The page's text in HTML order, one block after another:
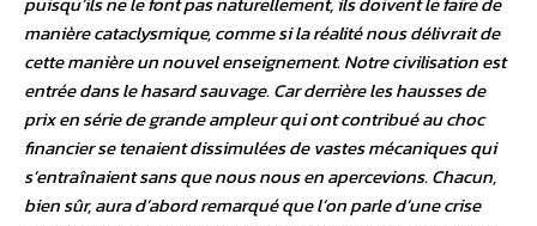
manière cataclysmique, comme si la réalité nous délivrait de
cette manière un nouvel enseignement. Notre civilisation est
entrée dans le hasard sauvage. Car derrière les hausses de
prix en série de grande ampleur qui ont contribué au choc
financier se tenaient dissimulées de vastes mécaniques qui
s’entraînaient sans que nous nous en apercevions. Chacun,
bien sûr, aura d’abord remarqué que l’on parle d’une crise